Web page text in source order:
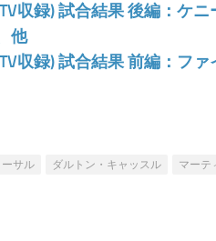
収録) 試合結果 後編：ケ
他
収録) 試合結果 前編：フ
ーサル ダルトン・キャッスル マーテ